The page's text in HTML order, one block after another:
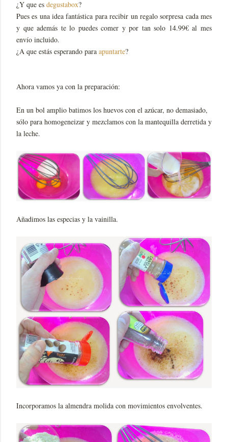
¿Y que es degustabox?
Pues es una idea fantástica para recibir un regalo sorpresa cada mes
y que además te lo puedes comer y por tan solo 14.99€ al mes
envío incluido.
¿A que estás esperando para apuntarte?
Ahora vamos ya con la preparación:
En un bol amplio batimos los huevos con el azúcar, no demasiado,
sólo para homogeneizar y mezclamos con la mantequilla derretida y
la leche.
Añadimos las especias y la vainilla.
Incorporamos la almendra molida con movimientos envolventes.